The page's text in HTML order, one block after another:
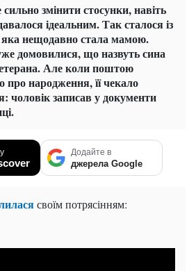
змінити стосунки, навіть
ідеальним. Так сталося із
нещодавно стала мамою.
домовилися, що назвуть сина
Але коли поштою
про народження, її чекало
чоловік записав у документи
Додайте в
джерела Google
своїм потрясінням: